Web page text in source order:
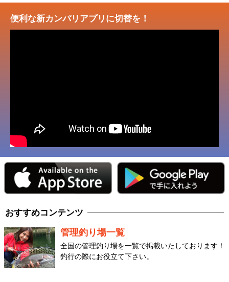
便利な新カンパリアプリに切替を！
おすすめコンテンツ
管理釣り場一覧
全国の管理釣り場を一覧で掲載いたしております！
釣行の際にお役立て下さい。